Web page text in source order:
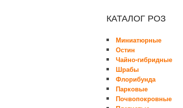
КАТАЛОГ РОЗ
Миниатюрные
Остин
Чайно-гибридные
Шрабы
Флорибунда
Парковые
Почвопокровные